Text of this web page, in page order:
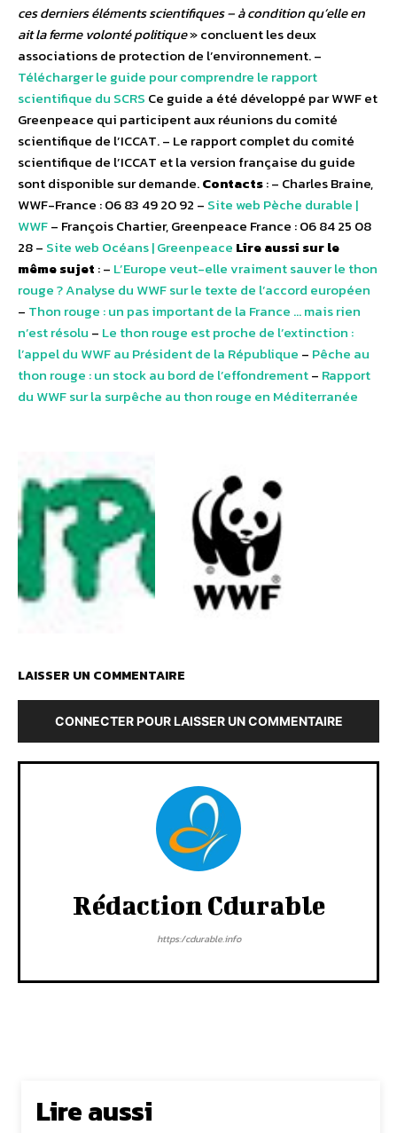
ces derniers éléments scientifiques – à condition qu’elle en
ait la ferme volonté politique» concluent les deux
associations de protection de l’environnement. –
Télécharger le guide pour comprendre le rapport
scientifique du SCRS Ce guide a été développé par WWF et
Greenpeace qui participent aux réunions du comité
scientifique de l’ICCAT. – Le rapport complet du comité
scientifique de l’ICCAT et la version française du guide
sont disponible sur demande.Contacts: – Charles Braine,
WWF-France : 06 83 49 20 92 – Site web Pèche durable |
WWF– François Chartier, Greenpeace France : 06 84 25 08
28 – Site web Océans | Greenpeace Lire aussi sur le
même sujet : – L’Europe veut-elle vraiment sauver le thon
rouge ? Analyse du WWF sur le texte de l’accord européen
– Thon rouge : un pas important de la France … mais rien
n’est résolu – Le thon rouge est proche de l’extinction :
l’appel du WWF au Président de la République – Pêche au
thon rouge : un stock au bord de l’effondrement– Rapport
du WWF sur la surpêche au thon rouge en Méditerranée
LAISSER UN COMMENTAIRE
CONNECTER POUR LAISSER UN COMMENTAIRE
Rédaction Cdurable
https:/cdurable.info
Lire aussi